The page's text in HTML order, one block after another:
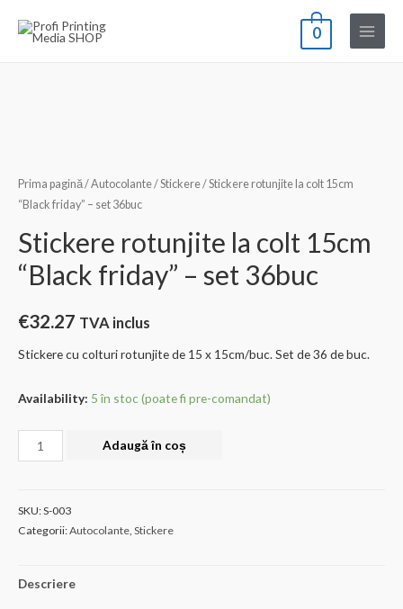
0
Main
Prima pagină/Autocolante/Stickere/ Stickere rotunjite la colt 15cm
“Black friday” – set 36buc
Stickere rotunjite la colt 15cm
“Black friday” – set 36buc
€32.27 TVA inclus
Stickere cu colturi rotunjite de 15 x 15cm/buc. Set de 36 de buc.
Availability: 5 în stoc (poate fi pre-comandat)
Cantitate
Stickere
la
colt
"Black
Adaugă în coș
SKU:S-003
Categorii:Autocolante Stickere
Descriere